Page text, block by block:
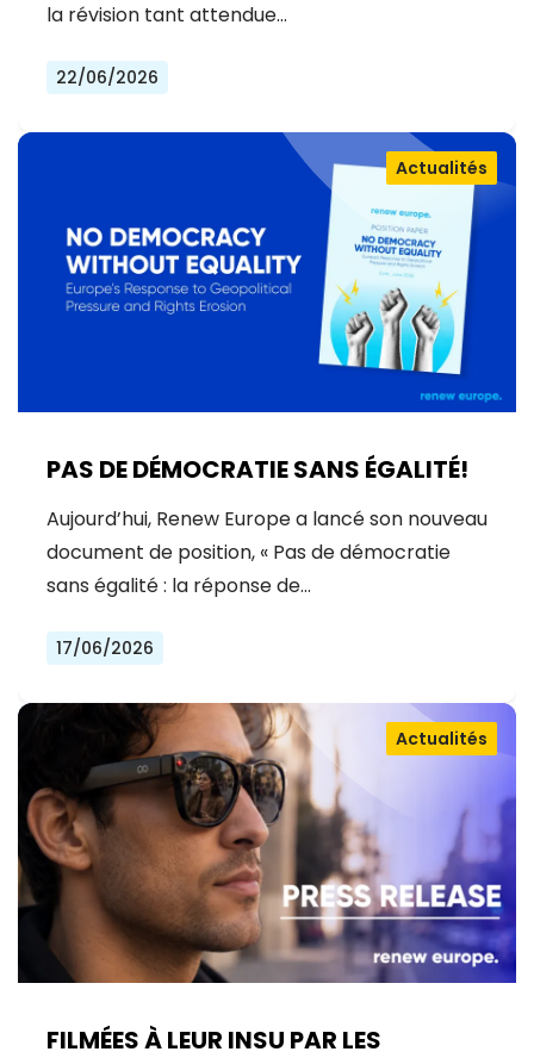
JUSTICE POUR LES VICTIMES
la révision tant attendue…
22/06/2026
PAS DE DÉMOCRATIE SANS ÉGALITÉ!
Actualités
Aujourd’hui, Renew Europe a lancé son nouveau
document de position, « Pas de démocratie
sans égalité : la réponse de…
17/06/2026
FILMÉES À LEUR INSU PAR LES
Actualités